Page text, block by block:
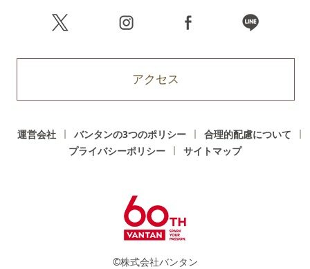
アクセス
運営会社 バンタンの3つのポリシー
合理的配慮について
プライバシーポリシー
サイトマップ
©株式会社バンタン